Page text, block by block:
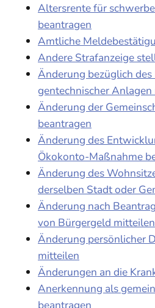
Altersrente für
beantragen
Amtliche
Andere Strafanzeige
Änderung bezüglich des
gentechnischer
Änderung der
beantragen
Änderung des
Ökokonto-Maßnahme
Änderung des
derselben Stadt oder
Änderung nach
von Bürgergeld mitteilen
Änderung persönlicher
mitteilen
Änderungen an die
Anerkennung als